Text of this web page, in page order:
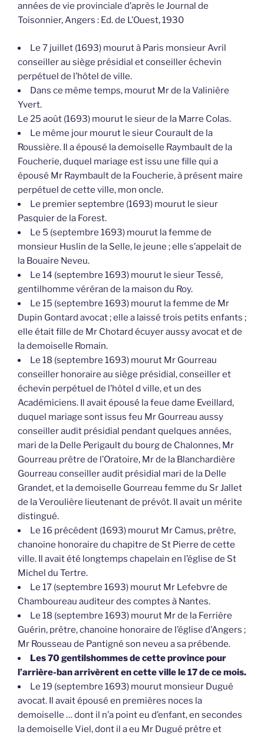
années de vie provinciale d’après le Journal de
Toisonnier, Angers : Ed. de L’Ouest, 1930
Le 7 juillet (1693) mourut à Paris monsieur Avril
conseiller au siège présidial et conseiller échevin
perpétuel de l’hôtel de ville.
Dans ce même temps, mourut Mr de la Valinière
Yvert.
Le 25 août (1693) mourut le sieur de la Marre Colas.
Le même jour mourut le sieur Courault de la
Roussière. Il a épousé la demoiselle Raymbault de la
Foucherie, duquel mariage est issu une fille qui a
épousé Mr Raymbault de la Foucherie, à présent maire
perpétuel de cette ville, mon oncle.
Le premier septembre (1693) mourut le sieur
Pasquier de la Forest.
Le 5 (septembre 1693) mourut la femme de
monsieur Huslin de la Selle, le jeune ; elle s’appelait de
la Bouaire Neveu.
Le 14 (septembre 1693) mourut le sieur Tessé,
gentilhomme véréran de la maison du Roy.
Le 15 (septembre 1693) mourut la femme de Mr
Dupin Gontard avocat ; elle a laissé trois petits enfants ;
elle était fille de Mr Chotard écuyer aussy avocat et de
la demoiselle Romain.
Le 18 (septembre 1693) mourut Mr Gourreau
conseiller honoraire au siège présidial, conseiller et
échevin perpétuel de l’hôtel d ville, et un des
Académiciens. Il avait épousé la feue dame Eveillard,
duquel mariage sont issus feu Mr Gourreau aussy
conseiller audit présidial pendant quelques années,
mari de la Delle Perigault du bourg de Chalonnes, Mr
Gourreau prêtre de l’Oratoire, Mr de la Blanchardière
Gourreau conseiller audit présidial mari de la Delle
Grandet, et la demoiselle Gourreau femme du Sr Jallet
de la Veroulière lieutenant de prévôt. Il avait un mérite
distingué.
Le 16 précédent (1693) mourut Mr Camus, prêtre,
chanoine honoraire du chapitre de St Pierre de cette
ville. Il avait été longtemps chapelain en l’église de St
Michel du Tertre.
Le 17 (septembre 1693) mourut Mr Lefebvre de
Chamboureau auditeur des comptes à Nantes.
Le 18 (septembre 1693) mourut Mr de la Ferrière
Guérin, prêtre, chanoine honoraire de l’église d’Angers ;
Mr Rousseau de Pantigné son neveu a sa prébende.
Les 70 gentilshommes de cette province pour
l’arrière-ban arrivèrent en cette ville le 17 de ce mois.
Le 19 (septembre 1693) mourut monsieur Dugué
avocat. Il avait épousé en premières noces la
demoiselle … dont il n’a point eu d’enfant, en secondes
la demoiselle Viel, dont il a eu Mr Dugué prêtre et